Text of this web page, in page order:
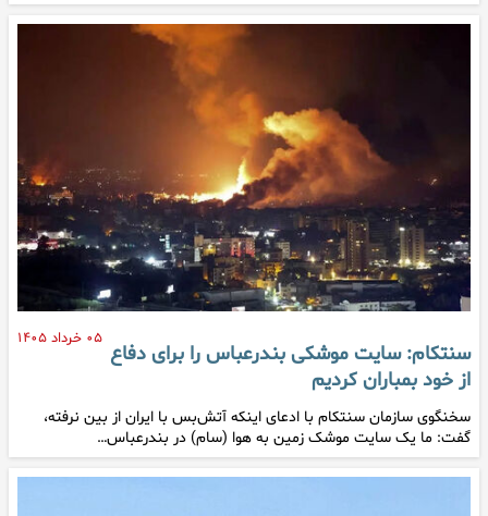
۰۵ خرداد ۱۴۰۵
سنتکام: سایت موشکی بندرعباس را برای دفاع
از خود بمباران کردیم
سخنگوی سازمان سنتکام با ادعای اینکه آتش‌بس با ایران از بین نرفته،‌
گفت: ما یک سایت موشک زمین به هوا (سام) در بندرعباس…